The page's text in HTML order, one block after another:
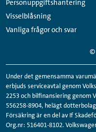
Personuppgiftshantering
Visselblåsning
Vanliga frågor och svar
©
Under det gemensamma
erbjuds serviceavtal genom
2253 och bilfinansiering genom
556258-8904, helägt
Försäkring är en del av If
Org.nr: 516401-8102.